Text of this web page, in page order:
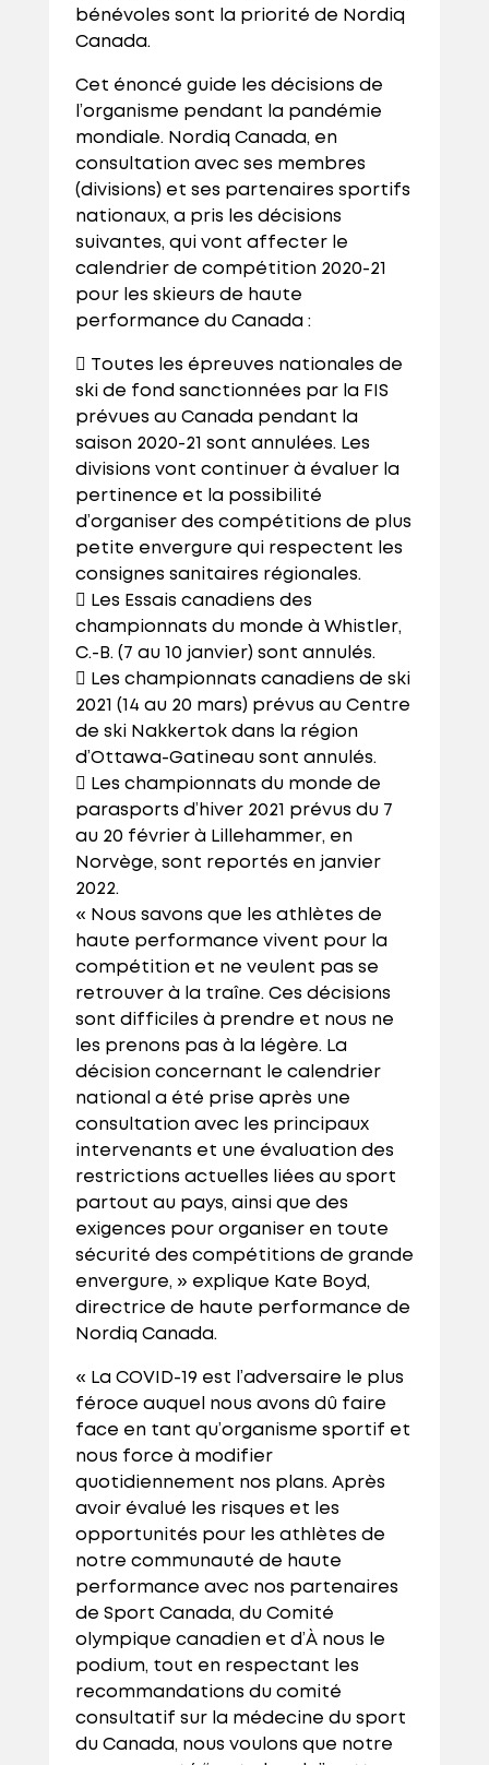
bénévoles sont la priorité de Nordiq
Canada.
Cet énoncé guide les décisions de
l’organisme pendant la pandémie
mondiale. Nordiq Canada, en
consultation avec ses membres
(divisions) et ses partenaires sportifs
nationaux, a pris les décisions
suivantes, qui vont affecter le
calendrier de compétition 2020-21
pour les skieurs de haute
performance du Canada :
 Toutes les épreuves nationales de
ski de fond sanctionnées par la FIS
prévues au Canada pendant la
saison 2020-21 sont annulées. Les
divisions vont continuer à évaluer la
pertinence et la possibilité
d’organiser des compétitions de plus
petite envergure qui respectent les
consignes sanitaires régionales.
 Les Essais canadiens des
championnats du monde à Whistler,
C.-B. (7 au 10 janvier) sont annulés.
 Les championnats canadiens de ski
2021 (14 au 20 mars) prévus au Centre
de ski Nakkertok dans la région
d’Ottawa-Gatineau sont annulés.
 Les championnats du monde de
parasports d’hiver 2021 prévus du 7
au 20 février à Lillehammer, en
Norvège, sont reportés en janvier
2022.
« Nous savons que les athlètes de
haute performance vivent pour la
compétition et ne veulent pas se
retrouver à la traîne. Ces décisions
sont difficiles à prendre et nous ne
les prenons pas à la légère. La
décision concernant le calendrier
national a été prise après une
consultation avec les principaux
intervenants et une évaluation des
restrictions actuelles liées au sport
partout au pays, ainsi que des
exigences pour organiser en toute
sécurité des compétitions de grande
envergure, » explique Kate Boyd,
directrice de haute performance de
Nordiq Canada.
« La COVID-19 est l’adversaire le plus
féroce auquel nous avons dû faire
face en tant qu’organisme sportif et
nous force à modifier
quotidiennement nos plans. Après
avoir évalué les risques et les
opportunités pour les athlètes de
notre communauté de haute
performance avec nos partenaires
de Sport Canada, du Comité
olympique canadien et d’À nous le
podium, tout en respectant les
recommandations du comité
consultatif sur la médecine du sport
du Canada, nous voulons que notre